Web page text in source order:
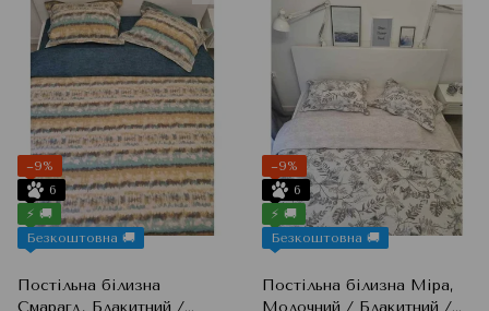
−9%
6
⚡ 🚚
Безкоштовна 🚚
Постільна білизна
Смарагд, Блакитний /
−9%
6
⚡ 🚚
Безкоштовна 🚚
Постільна білизна Міра,
Молочний / Блакитний /